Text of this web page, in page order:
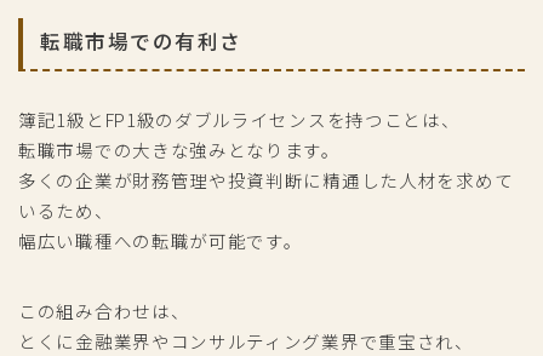
転職市場での有利さ
簿記1級とFP1級のダブルライセンスを持つことは、
転職市場での大きな強みとなります。
多くの企業が財務管理や投資判断に精通した人材を求めて
いるため、
幅広い職種への転職が可能です。
この組み合わせは、
とくに金融業界やコンサルティング業界で重宝され、